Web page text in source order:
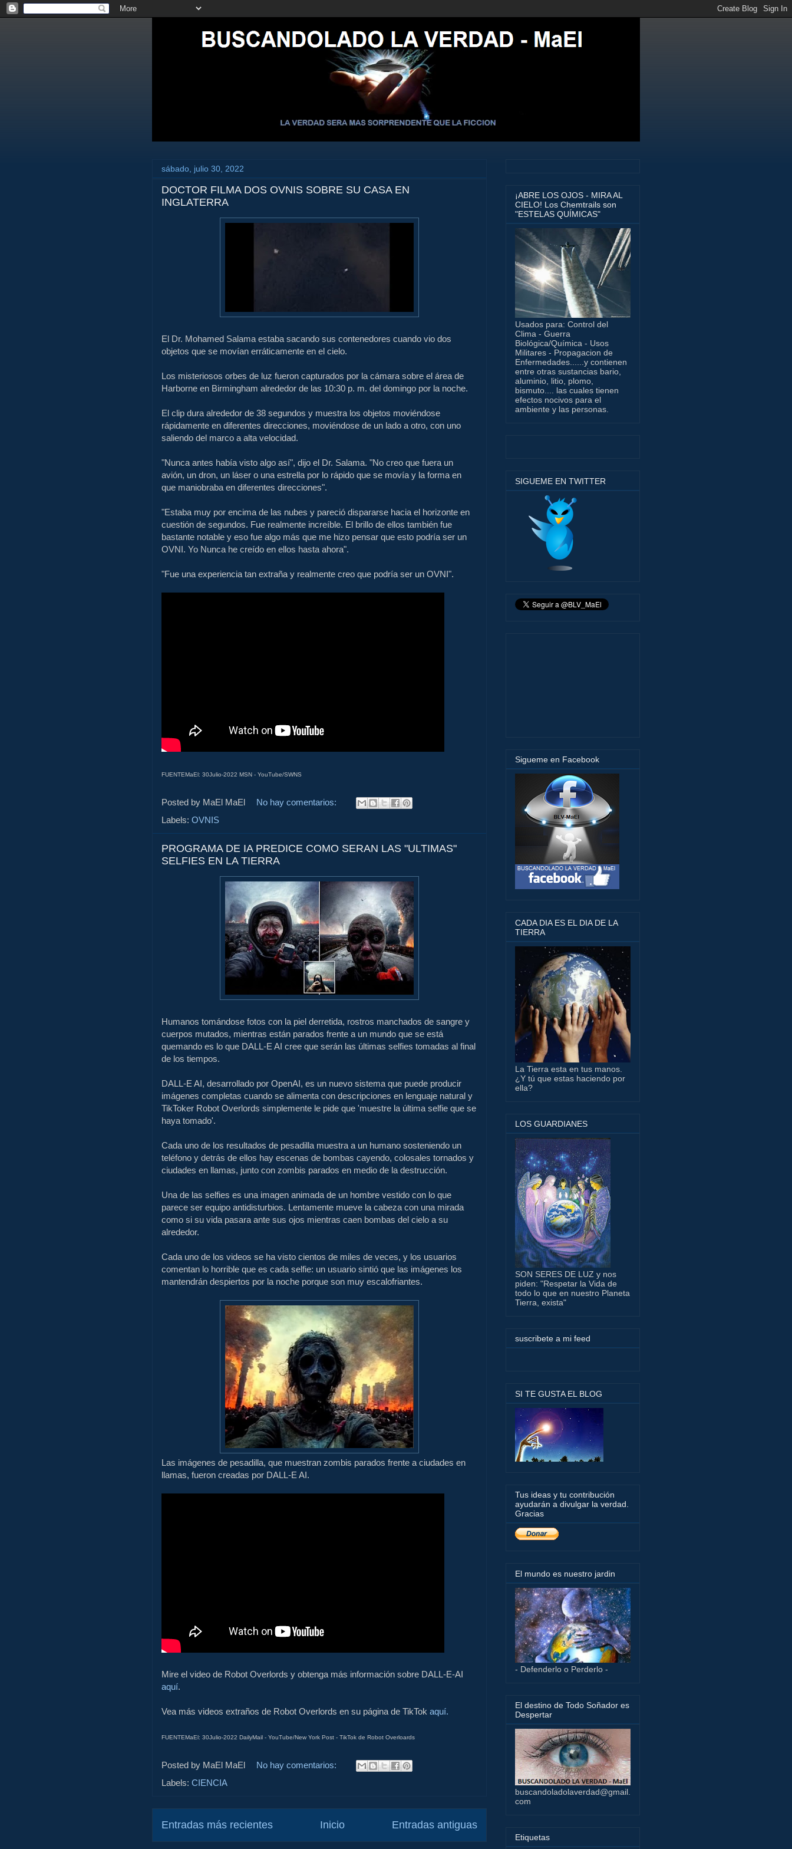
sábado, julio 30, 2022
DOCTOR FILMA DOS OVNIS SOBRE SU CASA EN
INGLATERRA
El Dr. Mohamed Salama estaba sacando sus contenedores cuando vio dos
objetos que se movían erráticamente en el cielo.
Los misteriosos orbes de luz fueron capturados por la cámara sobre el área de
Harborne en Birmingham alrededor de las 10:30 p. m. del domingo por la noche.
El clip dura alrededor de 38 segundos y muestra los objetos moviéndose
rápidamente en diferentes direcciones, moviéndose de un lado a otro, con uno
saliendo del marco a alta velocidad.
"Nunca antes había visto algo así", dijo el Dr. Salama. "No creo que fuera un
avión, un dron, un láser o una estrella por lo rápido que se movía y la forma en
que maniobraba en diferentes direcciones".
"Estaba muy por encima de las nubes y pareció dispararse hacia el horizonte en
cuestión de segundos. Fue realmente increíble. El brillo de ellos también fue
bastante notable y eso fue algo más que me hizo pensar que esto podría ser un
OVNI. Yo Nunca he creído en ellos hasta ahora".
"Fue una experiencia tan extraña y realmente creo que podría ser un OVNI".
FUENTEMaEl: 30Julio-2022 MSN - YouTube/SWNS
Posted by MaEl MaEl
No hay comentarios:
Labels: OVNIS
PROGRAMA DE IA PREDICE COMO SERAN LAS "ULTIMAS"
SELFIES EN LA TIERRA
Humanos tomándose fotos con la piel derretida, rostros manchados de sangre y
cuerpos mutados, mientras están parados frente a un mundo que se está
quemando es lo que DALL-E AI cree que serán las últimas selfies tomadas al final
de los tiempos.
DALL-E AI, desarrollado por OpenAI, es un nuevo sistema que puede producir
imágenes completas cuando se alimenta con descripciones en lenguaje natural y
TikToker Robot Overlords simplemente le pide que 'muestre la última selfie que se
haya tomado'.
Cada uno de los resultados de pesadilla muestra a un humano sosteniendo un
teléfono y detrás de ellos hay escenas de bombas cayendo, colosales tornados y
ciudades en llamas, junto con zombis parados en medio de la destrucción.
Una de las selfies es una imagen animada de un hombre vestido con lo que
parece ser equipo antidisturbios. Lentamente mueve la cabeza con una mirada
como si su vida pasara ante sus ojos mientras caen bombas del cielo a su
alrededor.
Cada uno de los videos se ha visto cientos de miles de veces, y los usuarios
comentan lo horrible que es cada selfie: un usuario sintió que las imágenes los
mantendrán despiertos por la noche porque son muy escalofriantes.
Las imágenes de pesadilla, que muestran zombis parados frente a ciudades en
llamas, fueron creadas por DALL-E AI.
Mire el video de Robot Overlords y obtenga más información sobre DALL-E-AI
aquí.
Vea más videos extraños de Robot Overlords en su página de TikTok aquí.
FUENTEMaEl: 30Julio-2022 DailyMail - YouTube/New York Post - TikTok de Robot Overloards
Posted by MaEl MaEl
No hay comentarios:
Labels: CIENCIA
Entradas más recientes Entradas antiguas
Inicio
¡ABRE LOS OJOS - MIRA AL
CIELO! Los Chemtrails son
"ESTELAS QUÍMICAS"
Usados para: Control del
Clima - Guerra
Biológica/Química - Usos
Militares - Propagacion de
Enfermedades......y contienen
entre otras sustancias bario,
aluminio, litio, plomo,
bismuto.... las cuales tienen
efectos nocivos para el
ambiente y las personas.
SIGUEME EN TWITTER
Sigueme en Facebook
CADA DIA ES EL DIA DE LA
TIERRA
La Tierra esta en tus manos.
¿Y tú que estas haciendo por
ella?
LOS GUARDIANES
SON SERES DE LUZ y nos
piden: "Respetar la Vida de
todo lo que en nuestro Planeta
Tierra, exista"
suscribete a mi feed
SI TE GUSTA EL BLOG
Tus ideas y tu contribución
ayudarán a divulgar la verdad.
Gracias
El mundo es nuestro jardin
- Defenderlo o Perderlo -
El destino de Todo Soñador es
Despertar
buscandoladolaverdad@gmail.
com
Etiquetas